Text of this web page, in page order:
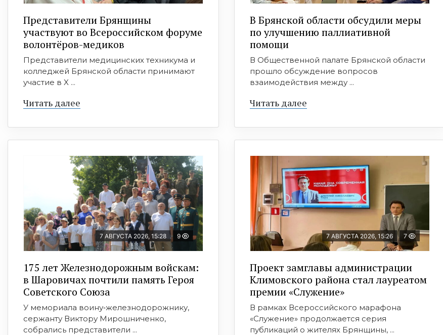
Представители Брянщины
участвуют во Всероссийском форуме
волонтёров-медиков
Представители медицинских техникума и
колледжей Брянской области принимают
участие в X ...
Читать далее
В Брянской области обсудили меры
по улучшению паллиативной
помощи
В Общественной палате Брянской области
прошло обсуждение вопросов
взаимодействия между ...
Читать далее
7 АВГУСТА 2026, 15:28 9
175 лет Железнодорожным войскам:
в Шаровичах почтили память Героя
Советского Союза
У мемориала воину‑железнодорожнику,
сержанту Виктору Мирошниченко,
собрались представители ...
7 АВГУСТА 2026, 15:26 7
Проект замглавы администрации
Климовского района стал лауреатом
премии «Служение»
В рамках Всероссийского марафона
«Служение» продолжается серия
публикаций о жителях Брянщины, ...